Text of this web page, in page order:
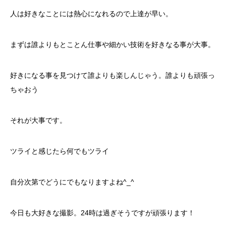
人は好きなことには熱心になれるので上達が早い。
まずは誰よりもとことん仕事や細かい技術を好きなる事が大事。
好きになる事を見つけて誰よりも楽しんじゃう。誰よりも頑張っ
ちゃおう
それが大事です。
ツライと感じたら何でもツライ
自分次第でどうにでもなりますよね^_^
今日も大好きな撮影。24時は過ぎそうですが頑張ります！